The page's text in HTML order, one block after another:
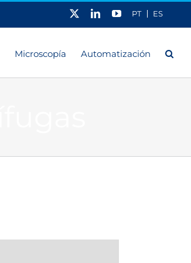
PT ES
LinkedInYouTube
Microscopía Automatización